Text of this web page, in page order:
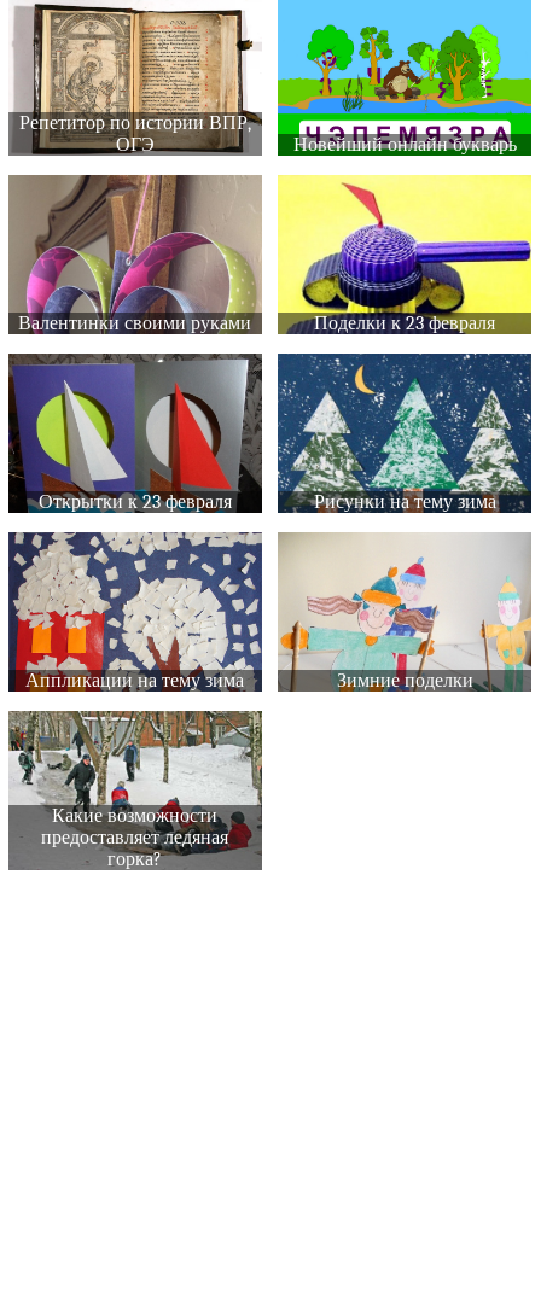
Репетитор по истории ВПР,
ОГЭ
Новейший онлайн букварь
Валентинки своими руками Поделки к 23 февраля
Открытки к 23 февраля Рисунки на тему зима
Аппликации на тему зима Зимние поделки
Какие возможности
предоставляет ледяная
горка?